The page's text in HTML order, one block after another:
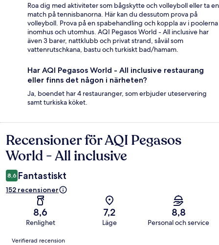
Roa dig med aktiviteter som bågskytte och volleyboll eller ta en
match på tennisbanorna. Här kan du dessutom prova på
volleyboll. Prova på en spabehandling och koppla av i poolerna
inomhus och utomhus. AQI Pegasos World - All inclusive har
även 3 barer, nattklubb och privat strand, såväl som
vattenrutschkana, bastu och turkiskt bad/hamam.
Har AQI Pegasos World - All inclusive restaurang
eller finns det någon i närheten?
Ja, boendet har 4 restauranger, som erbjuder uteservering
samt turkiska köket.
Recensioner
Recensioner för AQI Pegasos
World - All inclusive
8,6 Fantastiskt
152 recensioner
8,6
Renlighet
7,2
Läge
8,8
Personal och service
Recensioner
Verifierad recension